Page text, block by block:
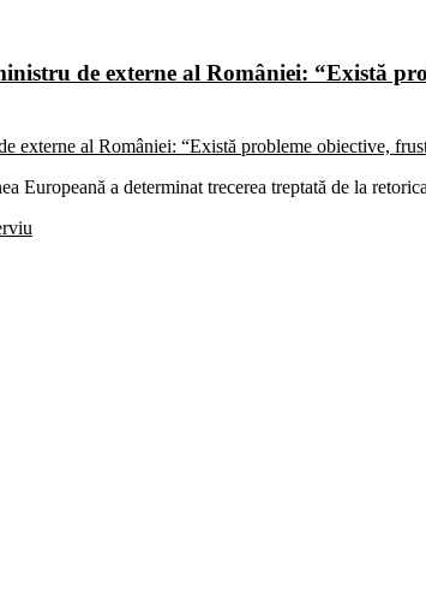
de externe al României: “Există
Europeană a determinat trecerea treptată de la